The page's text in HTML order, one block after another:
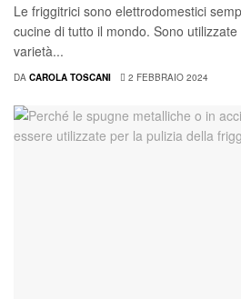
Le friggitrici sono elettrodomestici
cucine di tutto il mondo. Sono
varietà...
DA CAROLA TOSCANI 2 FEBBRAIO 2024